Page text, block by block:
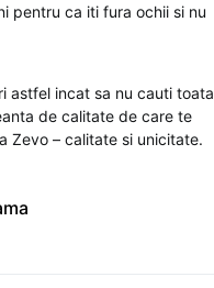
pentru ca iti fura ochii si nu
astfel incat sa nu cauti toata
de calitate de care te
Zevo – calitate si unicitate.